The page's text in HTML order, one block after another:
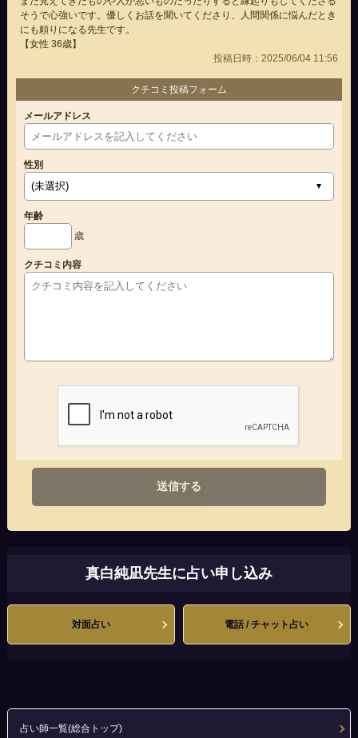
そうで心強いです。優しくお話を聞いてくださり、人間関係に悩んだとき
にも頼りになる先生です。
【女性 36歳】
投稿日時：2025/06/04 11:56
クチコミ投稿フォーム
メールアドレス
性別
年齢
歳
クチコミ内容
送信する
真白純凪先生に占い申し込み
対面占い 電話 / チャット占い
占い師一覧(総合トップ)